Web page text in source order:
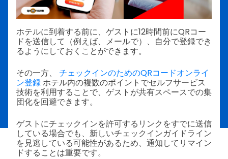
ホテルに到着する前に、ゲストに12時間前にQRコー
ドを送信して（例えば、メールで）、自分で登録でき
るようにしておくことができます。
その一方、 チェックインのためのQRコードオンライ
ン登録ホテル内の複数のポイントでセルフサービス
技術を利用することで、ゲストが共有スペースでの集
団化を回避できます。
ゲストにチェックインを許可するリンクをすでに送信
している場合でも、新しいチェックインガイドライン
を見逃している可能性があるため、通知してリマイン
ドすることは重要です。